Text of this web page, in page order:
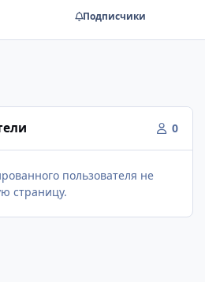
Подписчики
0
пользователя не
страницу.